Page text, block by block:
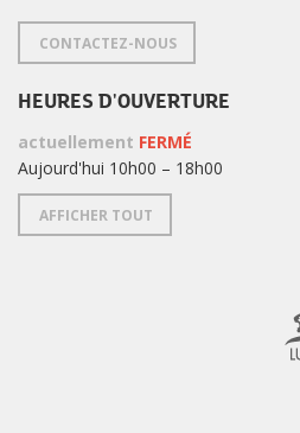
CONTACTEZ-NOUS
HEURES D'OUVERTURE
actuellement FERMÉ
Aujourd'hui 10h00 – 18h00
AFFICHER TOUT